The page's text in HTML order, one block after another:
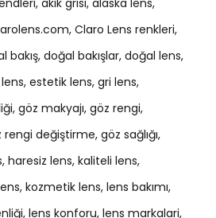
Claro Lens renkleri
bakış doğal bakışlar doğal lens
estetik lens gri lens
göz makyajı göz rengi
rengi değiştirme göz sağlığı
haresiz lens kaliteli lens
kozmetik lens lens bakımı
lens konforu lens markalari